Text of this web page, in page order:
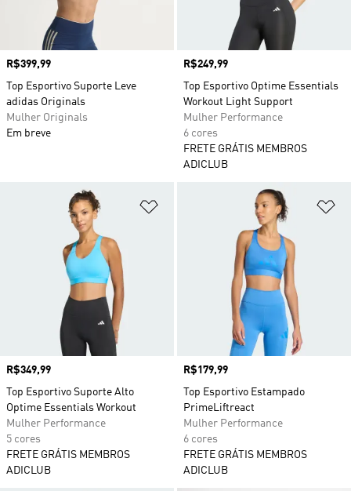
Preço
R$399,99
Top Esportivo Suporte Leve
adidas Originals
Mulher Originals
Em breve
Preço
R$249,99
Top Esportivo Optime Essentials
Workout Light Support
Mulher Performance
6 cores
FRETE GRÁTIS MEMBROS
ADICLUB
Adicionar à Lista de Desejos
Preço
R$349,99
Top Esportivo Suporte Alto
Optime Essentials Workout
Mulher Performance
5 cores
FRETE GRÁTIS MEMBROS
ADICLUB
Preço
R$179,99
Top Esportivo Estampado
PrimeLiftreact
Mulher Performance
6 cores
FRETE GRÁTIS MEMBROS
ADICLUB